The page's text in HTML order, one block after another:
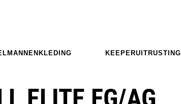
KEEPERUITRUSTING